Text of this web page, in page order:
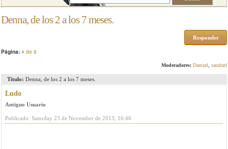
Denna, de los 2 a los 7 meses.
Responder
Página: 4 de 8
Moderadores: Damzel sandrarf
Titulo: Denna, de los 2 a los 7 meses.
Ludo
Antiguo Usuario
Publicado: Saturday 23 de November de 2013, 16:46